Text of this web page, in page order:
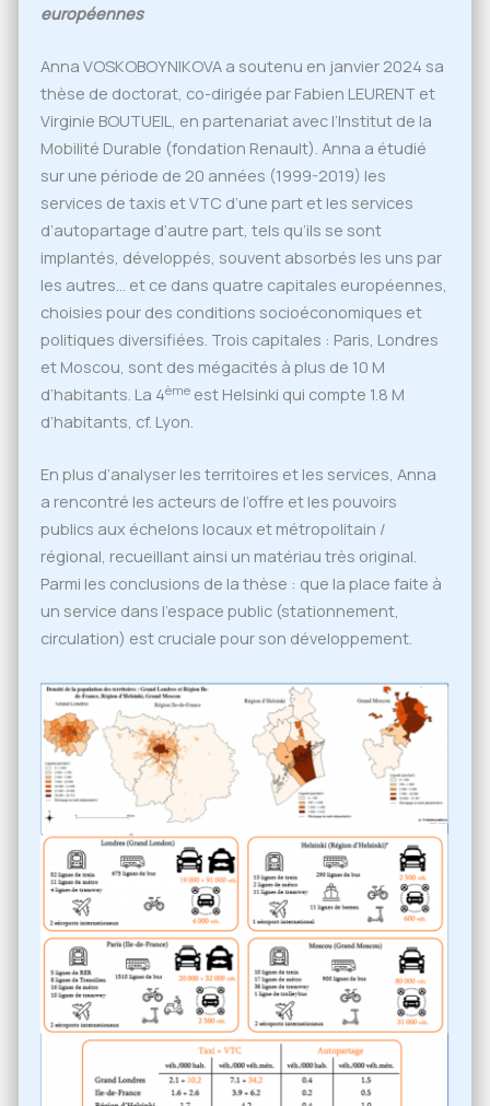
européennes
Anna VOSKOBOYNIKOVA a soutenu en janvier 2024 sa
thèse de doctorat, co-dirigée par Fabien LEURENT et
Virginie BOUTUEIL, en partenariat avec l’Institut de la
Mobilité Durable (fondation Renault). Anna a étudié
sur une période de 20 années (1999-2019) les
services de taxis et VTC d’une part et les services
d’autopartage d’autre part, tels qu’ils se sont
implantés, développés, souvent absorbés les uns par
les autres… et ce dans quatre capitales européennes,
choisies pour des conditions socioéconomiques et
politiques diversifiées. Trois capitales : Paris, Londres
et Moscou, sont des mégacités à plus de 10 M
d’habitants. La 4ème est Helsinki qui compte 1.8 M
d’habitants, cf. Lyon.
En plus d’analyser les territoires et les services, Anna
a rencontré les acteurs de l’offre et les pouvoirs
publics aux échelons locaux et métropolitain /
régional, recueillant ainsi un matériau très original.
Parmi les conclusions de la thèse : que la place faite à
un service dans l’espace public (stationnement,
circulation) est cruciale pour son développement.